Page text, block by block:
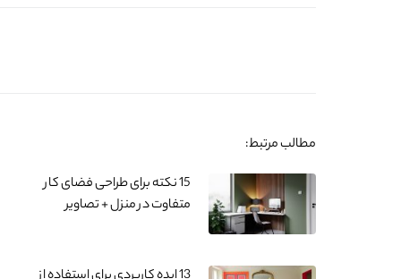
مطالب مرتبط:
15 نکته برای طراحی فضای کار
متفاوت در منزل + تصاویر